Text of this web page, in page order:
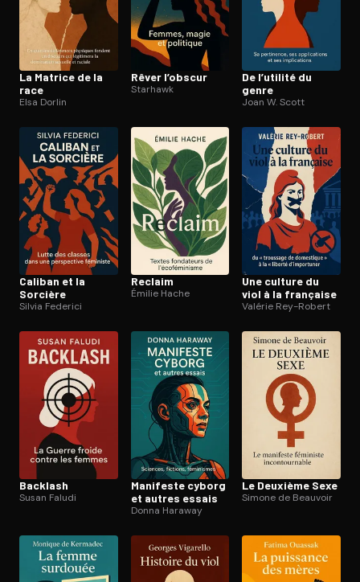
La Matrice de la
race
Elsa Dorlin
Rêver l’obscur
Starhawk
De l’utilité du
genre
Joan W. Scott
Caliban et la
Sorcière
Silvia Federici
Reclaim
Émilie Hache
Une culture du
viol à la française
Valérie Rey-Robert
Backlash
Susan Faludi
Manifeste cyborg
et autres essais
Donna Haraway
Le Deuxième Sexe
Simone de Beauvoir